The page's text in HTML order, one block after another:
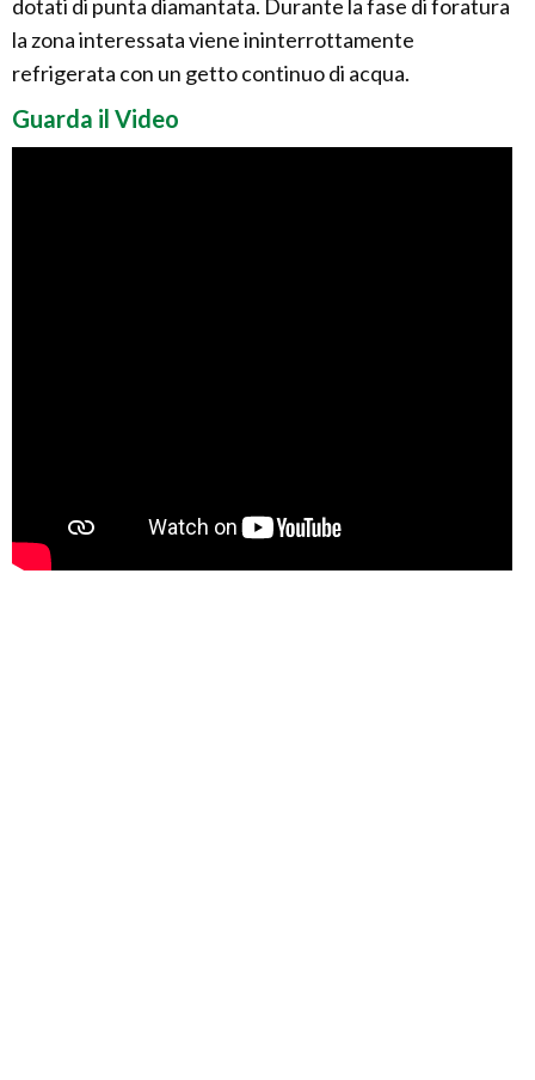
dotati di punta diamantata. Durante la fase di foratura
la zona interessata viene ininterrottamente
refrigerata con un getto continuo di acqua.
Guarda il Video